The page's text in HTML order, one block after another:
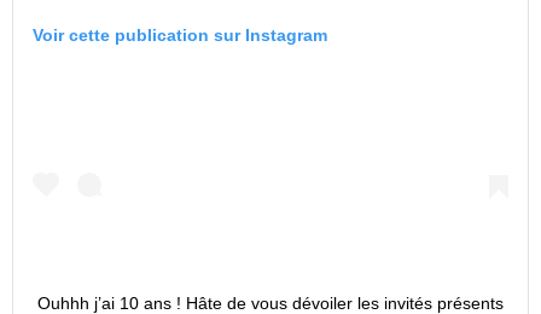
Voir cette publication sur Instagram
Ouhhh j’ai 10 ans ! Hâte de vous dévoiler les invités présents